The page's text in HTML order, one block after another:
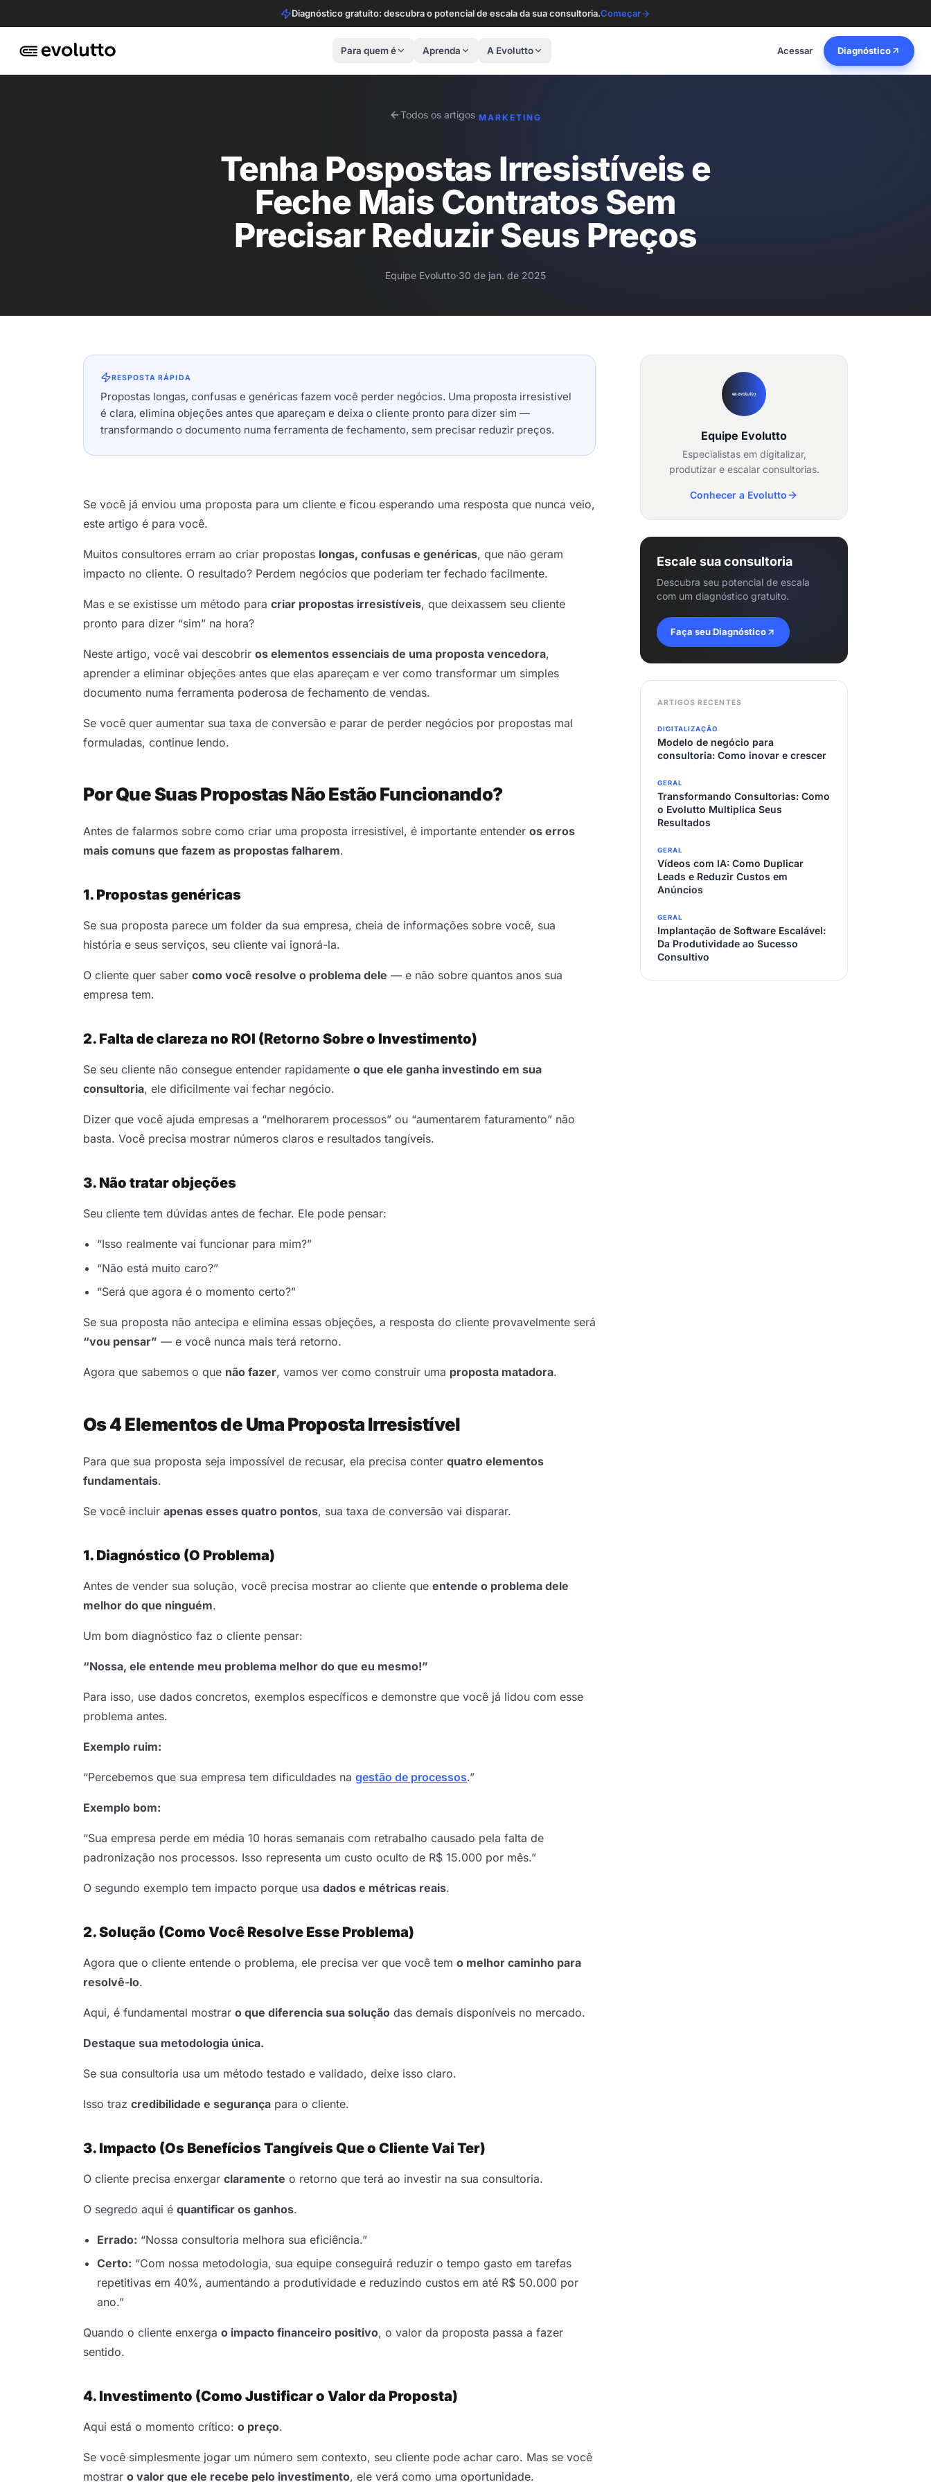
Diagnóstico gratuito: descubra o potencial de escala da sua consultoria.Começar
Para quem é Aprenda A Evolutto Acessar Diagnóstico
Todos os artigos MARKETING
Tenha Pospostas Irresistíveis e
Feche Mais Contratos Sem
Precisar Reduzir Seus Preços
Equipe Evolutto·30 de jan. de 2025
RESPOSTA RÁPIDA
Propostas longas, confusas e genéricas fazem você perder negócios. Uma proposta irresistível
é clara, elimina objeções antes que apareçam e deixa o cliente pronto para dizer sim —
transformando o documento numa ferramenta de fechamento, sem precisar reduzir preços.
Se você já enviou uma proposta para um cliente e ficou esperando uma resposta que nunca veio,
este artigo é para você.
Muitos consultores erram ao criar propostas longas, confusas e genéricas, que não geram
impacto no cliente. O resultado? Perdem negócios que poderiam ter fechado facilmente.
Mas e se existisse um método para criar propostas irresistíveis, que deixassem seu cliente
pronto para dizer “sim” na hora?
Neste artigo, você vai descobrir os elementos essenciais de uma proposta vencedora,
aprender a eliminar objeções antes que elas apareçam e ver como transformar um simples
documento numa ferramenta poderosa de fechamento de vendas.
Se você quer aumentar sua taxa de conversão e parar de perder negócios por propostas mal
formuladas, continue lendo.
Por Que Suas Propostas Não Estão Funcionando?
Antes de falarmos sobre como criar uma proposta irresistível, é importante entender os erros
mais comuns que fazem as propostas falharem.
1. Propostas genéricas
Se sua proposta parece um folder da sua empresa, cheia de informações sobre você, sua
história e seus serviços, seu cliente vai ignorá-la.
O cliente quer saber como você resolve o problema dele — e não sobre quantos anos sua
empresa tem.
2. Falta de clareza no ROI (Retorno Sobre o Investimento)
Se seu cliente não consegue entender rapidamente o que ele ganha investindo em sua
consultoria, ele dificilmente vai fechar negócio.
Dizer que você ajuda empresas a “melhorarem processos” ou “aumentarem faturamento” não
basta. Você precisa mostrar números claros e resultados tangíveis.
3. Não tratar objeções
Seu cliente tem dúvidas antes de fechar. Ele pode pensar:
“Isso realmente vai funcionar para mim?”
“Não está muito caro?”
“Será que agora é o momento certo?”
Se sua proposta não antecipa e elimina essas objeções, a resposta do cliente provavelmente será
“vou pensar” — e você nunca mais terá retorno.
Agora que sabemos o que não fazer, vamos ver como construir uma proposta matadora.
Os 4 Elementos de Uma Proposta Irresistível
Para que sua proposta seja impossível de recusar, ela precisa conter quatro elementos
fundamentais.
Se você incluir apenas esses quatro pontos, sua taxa de conversão vai disparar.
1. Diagnóstico (O Problema)
Antes de vender sua solução, você precisa mostrar ao cliente que entende o problema dele
melhor do que ninguém.
Um bom diagnóstico faz o cliente pensar:
“Nossa, ele entende meu problema melhor do que eu mesmo!”
Para isso, use dados concretos, exemplos específicos e demonstre que você já lidou com esse
problema antes.
Exemplo ruim:
“Percebemos que sua empresa tem dificuldades na gestão de processos.”
Exemplo bom:
“Sua empresa perde em média 10 horas semanais com retrabalho causado pela falta de
padronização nos processos. Isso representa um custo oculto de R$ 15.000 por mês.”
O segundo exemplo tem impacto porque usa dados e métricas reais.
2. Solução (Como Você Resolve Esse Problema)
Agora que o cliente entende o problema, ele precisa ver que você tem o melhor caminho para
resolvê-lo.
Aqui, é fundamental mostrar o que diferencia sua solução das demais disponíveis no mercado.
Destaque sua metodologia única.
Se sua consultoria usa um método testado e validado, deixe isso claro.
Isso traz credibilidade e segurança para o cliente.
3. Impacto (Os Benefícios Tangíveis Que o Cliente Vai Ter)
O cliente precisa enxergar claramente o retorno que terá ao investir na sua consultoria.
O segredo aqui é quantificar os ganhos.
Errado: “Nossa consultoria melhora sua eficiência.”
Certo: “Com nossa metodologia, sua equipe conseguirá reduzir o tempo gasto em tarefas
repetitivas em 40%, aumentando a produtividade e reduzindo custos em até R$ 50.000 por
ano.”
Quando o cliente enxerga o impacto financeiro positivo, o valor da proposta passa a fazer
sentido.
4. Investimento (Como Justificar o Valor da Proposta)
Aqui está o momento crítico: o preço.
Se você simplesmente jogar um número sem contexto, seu cliente pode achar caro. Mas se você
mostrar o valor que ele recebe pelo investimento, ele verá como uma oportunidade.
Equipe Evolutto
Especialistas em digitalizar,
produtizar e escalar consultorias.
Conhecer a Evolutto
Escale sua consultoria
Descubra seu potencial de escala
com um diagnóstico gratuito.
Faça seu Diagnóstico
ARTIGOS RECENTES
DIGITALIZAÇÃO
Modelo de negócio para
consultoria: Como inovar e crescer
GERAL
Transformando Consultorias: Como
o Evolutto Multiplica Seus
Resultados
GERAL
Vídeos com IA: Como Duplicar
Leads e Reduzir Custos em
Anúncios
GERAL
Implantação de Software Escalável:
Da Produtividade ao Sucesso
Consultivo